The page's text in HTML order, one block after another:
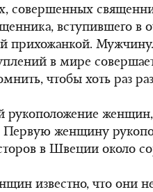
совершенных
вступившего в
прихожанкой. Мужчину.
в мире
чтобы хоть раз
рукоположение
Первую женщину
в Швеции около
известно, что они